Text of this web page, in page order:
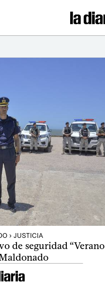
› JUSTICIA
de seguridad “Verano